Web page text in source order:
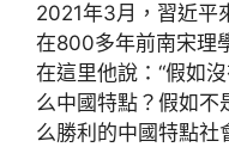
2021年3月，習近平
在800多年前南宋理
在這里他說：“假如
么中國特點？假如不
么勝利的中國特點社